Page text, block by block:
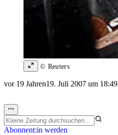
© Reuters
vor 19 Jahren19. Juli 2007 um 18:49
Abonnent:in werden